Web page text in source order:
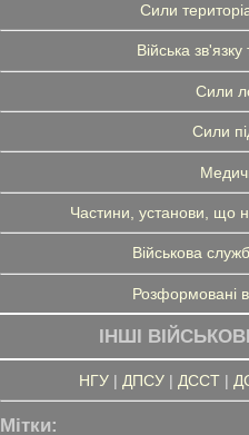
Сили
Війська
Сили
Сили
Частини, установи, що
Військова
Розформовані
ІНШІ
НГУ| ДПСУ| ДССТ|
Мітки: